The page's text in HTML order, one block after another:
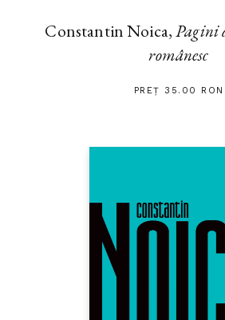
Constantin Noica,Pagini
românesc
PREȚ 35.00 RON